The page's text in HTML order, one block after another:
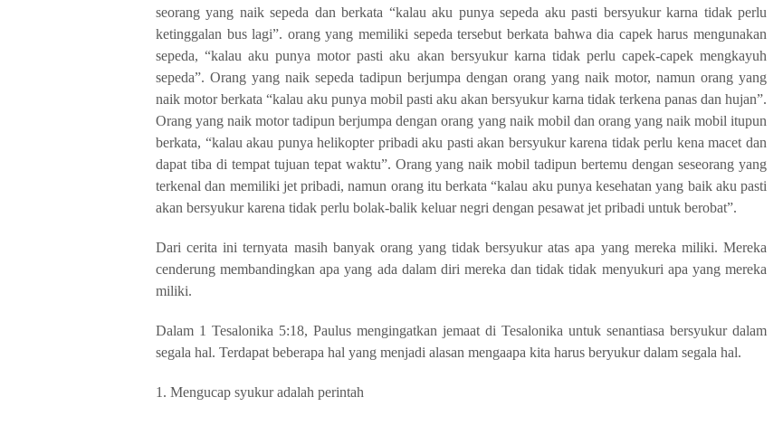
seorang yang naik sepeda dan berkata “kalau aku punya sepeda aku pasti bersyukur karna tidak perlu
ketinggalan bus lagi”. orang yang memiliki sepeda tersebut berkata bahwa dia capek harus mengunakan
sepeda, “kalau aku punya motor pasti aku akan bersyukur karna tidak perlu capek-capek mengkayuh
sepeda”. Orang yang naik sepeda tadipun berjumpa dengan orang yang naik motor, namun orang yang
naik motor berkata “kalau aku punya mobil pasti aku akan bersyukur karna tidak terkena panas dan hujan”.
Orang yang naik motor tadipun berjumpa dengan orang yang naik mobil dan orang yang naik mobil itupun
berkata, “kalau akau punya helikopter pribadi aku pasti akan bersyukur karena tidak perlu kena macet dan
dapat tiba di tempat tujuan tepat waktu”. Orang yang naik mobil tadipun bertemu dengan seseorang yang
terkenal dan memiliki jet pribadi, namun orang itu berkata “kalau aku punya kesehatan yang baik aku pasti
akan bersyukur karena tidak perlu bolak-balik keluar negri dengan pesawat jet pribadi untuk berobat”.
Dari cerita ini ternyata masih banyak orang yang tidak bersyukur atas apa yang mereka miliki. Mereka
cenderung membandingkan apa yang ada dalam diri mereka dan tidak tidak menyukuri apa yang mereka
miliki.
Dalam 1 Tesalonika 5:18, Paulus mengingatkan jemaat di Tesalonika untuk senantiasa bersyukur dalam
segala hal. Terdapat beberapa hal yang menjadi alasan mengaapa kita harus beryukur dalam segala hal.
1. Mengucap syukur adalah perintah